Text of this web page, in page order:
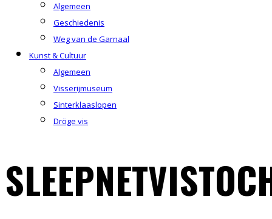
Algemeen
Geschiedenis
Weg van de Garnaal
Kunst & Cultuur
Algemeen
Visserijmuseum
Sinterklaaslopen
Dröge vis